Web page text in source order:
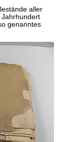
aller
genanntes